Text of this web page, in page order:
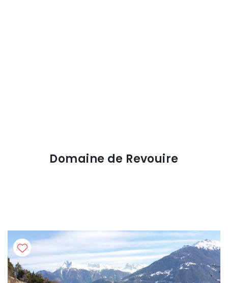
Domaine de Revouire